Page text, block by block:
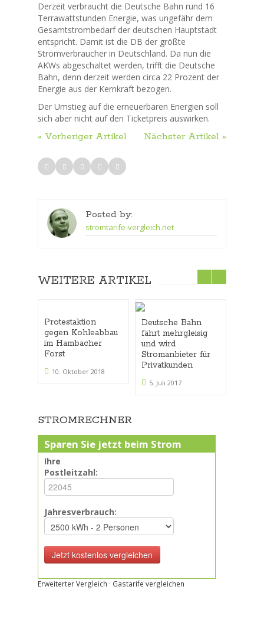
Derzeit verbraucht die Deutsche Bahn rund 16
Terrawattstunden Energie, was ungefähr dem
Gesamtstrombedarf der deutschen Hauptstadt
entspricht. Damit ist die DB der größte
Stromverbraucher in Deutschland. Da nun die
AKWs abgeschaltet werden, trifft die Deutsche
Bahn, denn derzeit werden circa 22 Prozent der
Energie aus der Kernkraft bezogen.
Der Umstieg auf die erneuerbaren Energien soll
sich aber nicht auf den Ticketpreis auswirken.
« Vorheriger Artikel Nächster Artikel »
Posted by:
stromtarife-vergleich.net
WEITERE ARTIKEL
Protestaktion
gegen Kohleabbau
im Hambacher
Forst
10. Oktober 2018
Deutsche Bahn
fährt mehrgleisig
und wird
Stromanbieter für
Privatkunden
5. Juli 2017
STROMRECHNER
Sparen Sie jetzt beim Strom
Ihre
Postleitzahl:
Jahresverbrauch:
Erweiterter Vergleich · Gastarife vergleichen